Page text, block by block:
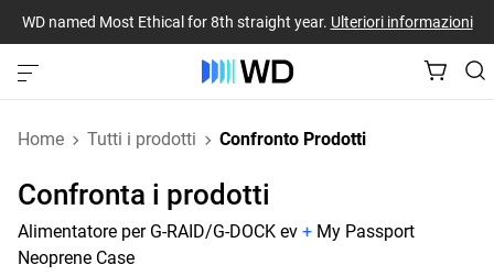
WD named Most Ethical for 8th straight year. Ulteriori informazioni
Home Tutti i prodotti Confronto Prodotti
Confronta i prodotti
Alimentatore per G-RAID/G-DOCK ev + My Passport
Neoprene Case